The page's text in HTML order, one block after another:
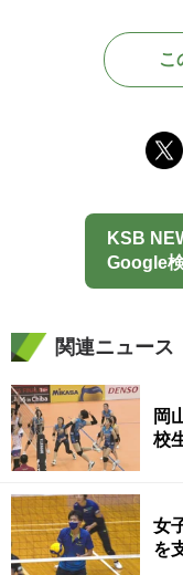
こ
KSB
Google
関連ニュース
岡
校
女
を